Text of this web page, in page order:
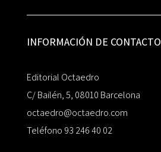
INFORMACIÓN DE CONTACTO
Editorial Octaedro
C/ Bailén, 5, 08010 Barcelona
octaedro@octaedro.com
Teléfono 93 246 40 02